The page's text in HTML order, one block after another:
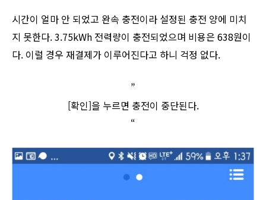
시간이 얼마 안 되었고 완속 충전이라 설정된 충전 양에 미치
지 못한다. 3.75kWh 전력량이 충전되었으며 비용은 638원이
다. 이럴 경우 재결제가 이루어진다고 하니 걱정 없다.
”
[확인]을 누르면 충전이 중단된다.
“